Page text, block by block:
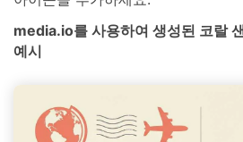
media.io를 사용하여 생성된 코랄
예시